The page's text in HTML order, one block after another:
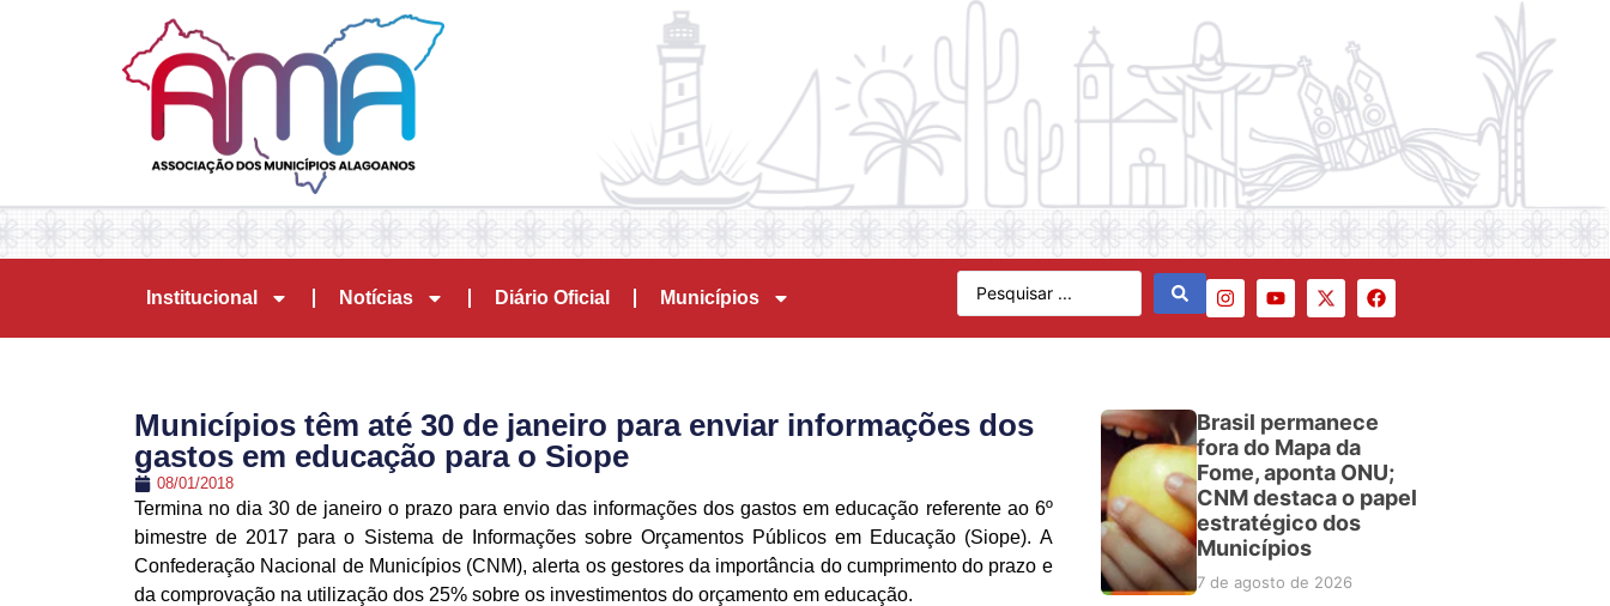
Institucional Notícias Diário Oficial Municípios
Municípios têm até 30 de janeiro para enviar informações dos
gastos em educação para o Siope
08/01/2018
Termina no dia 30 de janeiro o prazo para envio das informações dos gastos em educação referente ao 6º
bimestre de 2017 para o Sistema de Informações sobre Orçamentos Públicos em Educação (Siope). A
Confederação Nacional de Municípios (CNM), alerta os gestores da importância do cumprimento do prazo e
da comprovação na utilização dos 25% sobre os investimentos do orçamento em educação.
Brasil permanece
fora do Mapa da
Fome, aponta ONU;
CNM destaca o papel
estratégico dos
Municípios
7 de agosto de 2026